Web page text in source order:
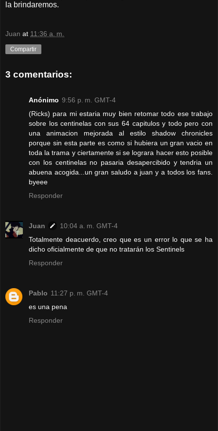
la brindaremos.
Juan at 11:36 a. m.
Compartir
3 comentarios:
Anónimo 9:56 p. m. GMT-4
(Ricks) para mi estaria muy bien retomar todo ese trabajo
sobre los centinelas con sus 64 capitulos y todo pero con
una animacion mejorada al estilo shadow chronicles
porque sin esta parte es como si hubiera un gran vacio en
toda la trama y ciertamente si se lograra hacer esto posible
con los centinelas no pasaria desapercibido y tendria un
abuena acogida...un gran saludo a juan y a todos los fans.
byeee
Responder
Juan
10:04 a. m. GMT-4
Totalmente deacuerdo, creo que es un error lo que se ha
dicho oficialmente de que no tratarán los Sentinels
Responder
Pablo 11:27 p. m. GMT-4
es una pena
Responder